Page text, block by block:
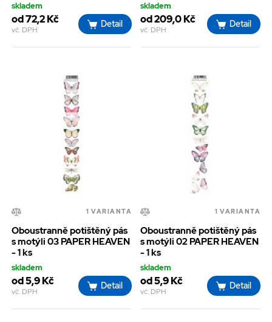
skladem
od 72,2 Kč
vč. DPH
Detail
skladem
od 209,0 Kč
vč. DPH
Detail
1 VARIANTA
Oboustranně potištěný pás
s motýli 03 PAPER HEAVEN
- 1 ks
skladem
od 5,9 Kč
vč. DPH
Detail
1 VARIANTA
Oboustranně potištěný pás
s motýli 02 PAPER HEAVEN
- 1 ks
skladem
od 5,9 Kč
vč. DPH
Detail